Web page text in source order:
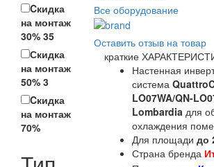
Cкидка
на монтаж
30% 35
Скидка
на монтаж
50% 3
Cкидка
на монтаж
70%
Все оборудование
Оставить отзыв на товар
краткие
Настенная
система
LO07WA/QN-
Lombardia для
охлаждения
Для площади до
Страна бренда